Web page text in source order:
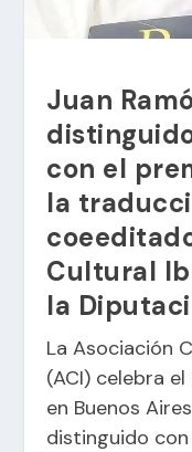
Juan
con el
la
Cultural
la
La Asociación
(ACI) celebra
en Buenos
distinguido con